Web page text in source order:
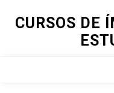
CURSOS DE